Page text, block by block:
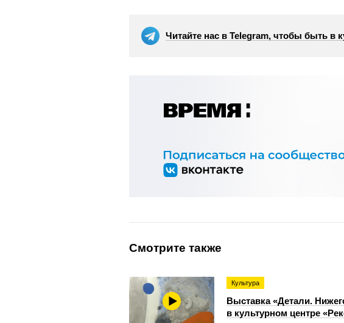
Читайте нас в Telegram, чтобы быть в
Смотрите также
Культура
Выставка «Детали.
в культурном центре